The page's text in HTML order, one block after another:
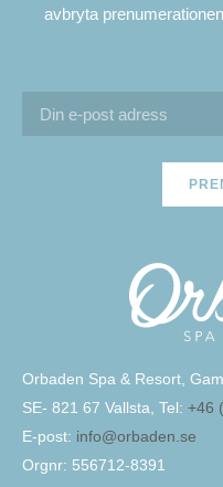
avbryta prenumerationen
Orbaden Spa & Resort,
SE- 821 67 Vallsta, Tel: +46
E-post: info@orbaden.se
Orgnr: 556712-8391